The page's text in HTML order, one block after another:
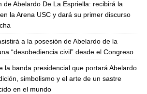
de Abelardo De La Espriella: recibirá la
la Arena USC y dará su primer discurso
a la posesión de Abelardo de la
“desobediencia civil” desde el Congreso
la banda presidencial que portará Abelardo
simbolismo y el arte de un sastre
en el mundo